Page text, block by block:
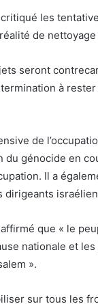
les
de
seront
à
de
du génocide en
Il a
dirigeants
affirmé que « le
nationale et
».
sur tous les